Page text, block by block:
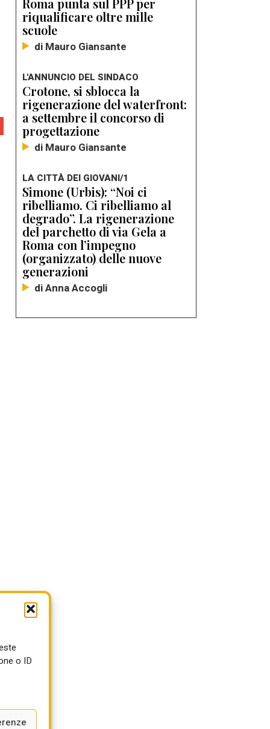
o ID
riqualificare oltre mille
scuole
di Mauro Giansante
L'ANNUNCIO DEL SINDACO
Crotone, si sblocca la
rigenerazione del waterfront:
a settembre il concorso di
progettazione
di Mauro Giansante
LA CITTÀ DEI GIOVANI/1
Simone (Urbis): “Noi ci
ribelliamo. Ci ribelliamo al
degrado”. La rigenerazione
del parchetto di via Gela a
Roma con l’impegno
(organizzato) delle nuove
generazioni
di Anna Accogli